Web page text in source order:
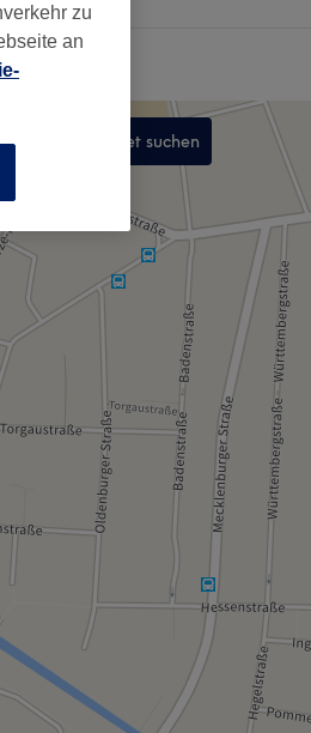
In diesem Gebiet suchen
zu
an